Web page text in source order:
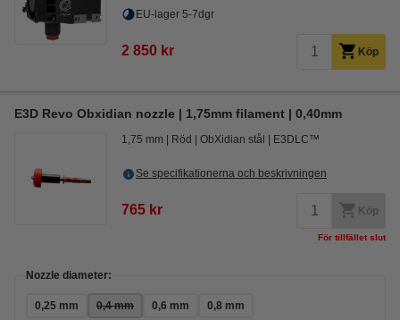
EU-lager 5-7dgr
2 850 kr Köp
E3D Revo Obxidian nozzle | 1,75mm filament | 0,40mm
1,75 mm Röd ObXidian stål E3DLC™
Se specifikationerna och beskrivningen
765 kr Köp
För tillfället slut
Nozzle diameter:
0,25 mm 0,4 mm 0,6 mm 0,8 mm